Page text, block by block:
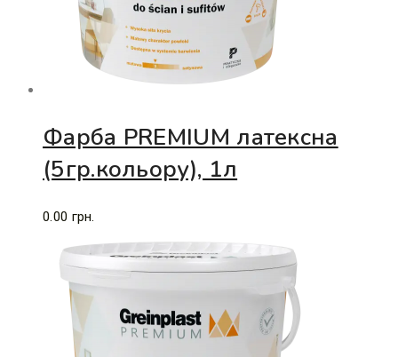
Фарба PREMIUM латексна
(5гр.кольору), 1л
0.00 грн.